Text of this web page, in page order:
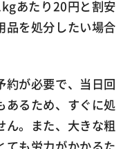
あたり20円と割安
品を処分したい場合
約が必要で、当日回
あるため、すぐに処
ん。また、大きな粗